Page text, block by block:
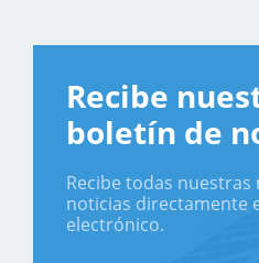
Recibe
boletín de
Recibe todas nuestras
noticias directamente
electrónico.